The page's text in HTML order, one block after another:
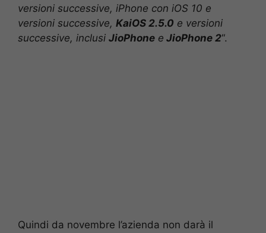
versioni successive, iPhone con iOS 10 e
versioni successive, KaiOS 2.5.0 e versioni
successive, inclusi JioPhone e JioPhone 2“.
Quindi da novembre l’azienda non darà il